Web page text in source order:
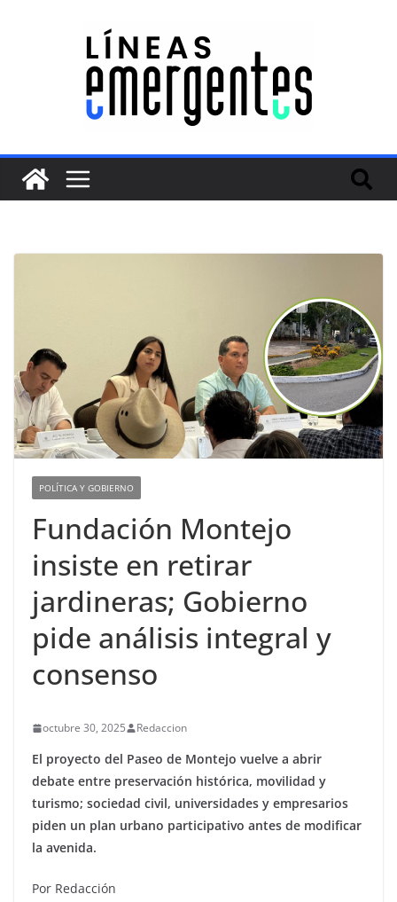
POLÍTICA Y GOBIERNO
Fundación Montejo
insiste en retirar
jardineras; Gobierno
pide análisis integral y
consenso
octubre 30, 2025 Redaccion
El proyecto del Paseo de Montejo vuelve a abrir
debate entre preservación histórica, movilidad y
turismo; sociedad civil, universidades y empresarios
piden un plan urbano participativo antes de modificar
la avenida.
Por Redacción